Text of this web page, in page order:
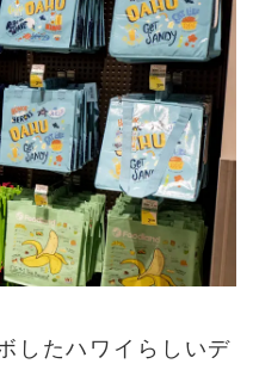
したハワイらしいデ